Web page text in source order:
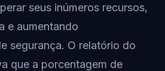
seus inúmeros recursos,
e aumentando
segurança. O relatório do
que a porcentagem de